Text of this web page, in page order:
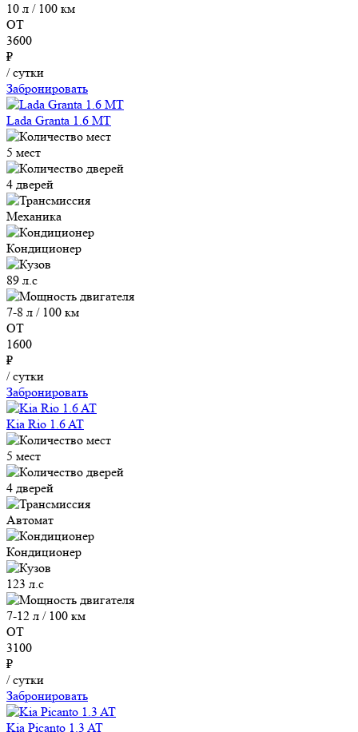
10 л / 100 км
ОТ
3600
₽
/ сутки
Забронировать
Lada Granta 1.6 MT
5 мест
4 дверей
Механика
Кондиционер
89 л.с
7-8 л / 100 км
ОТ
1600
₽
/ сутки
Забронировать
Kia Rio 1.6 AT
5 мест
4 дверей
Автомат
Кондиционер
123 л.с
7-12 л / 100 км
ОТ
3100
₽
/ сутки
Забронировать
Kia Picanto 1.3 AT